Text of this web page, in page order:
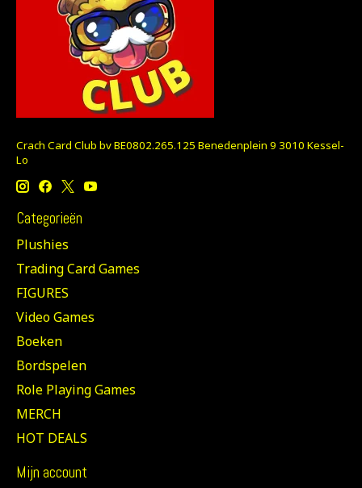
Crach Card Club bv BE0802.265.125 Benedenplein 9 3010 Kessel-
Lo
Categorieën
Plushies
Trading Card Games
FIGURES
Video Games
Boeken
Bordspelen
Role Playing Games
MERCH
HOT DEALS
Mijn account